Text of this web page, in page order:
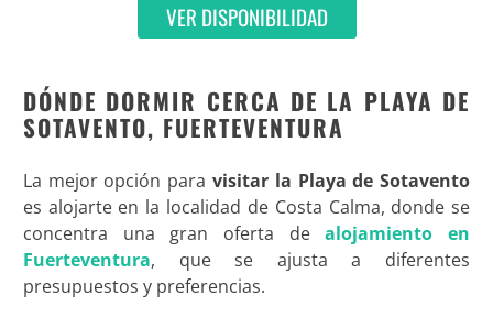
VER DISPONIBILIDAD
DÓNDE DORMIR CERCA DE LA PLAYA DE
SOTAVENTO, FUERTEVENTURA
La mejor opción para visitar la Playa de Sotavento
es alojarte en la localidad de Costa Calma, donde se
concentra una gran oferta dealojamiento en
Fuerteventura, que se ajusta a diferentes
presupuestos y preferencias.